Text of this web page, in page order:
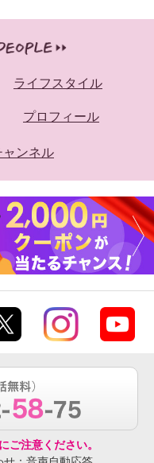
ライフスタイル
プロフィール
ャンネル
ご注意ください。